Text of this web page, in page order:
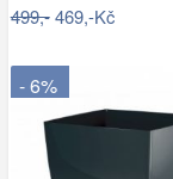
499,-469,-Kč
- 6%